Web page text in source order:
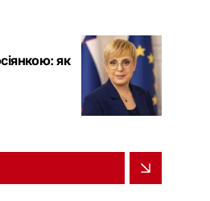
як